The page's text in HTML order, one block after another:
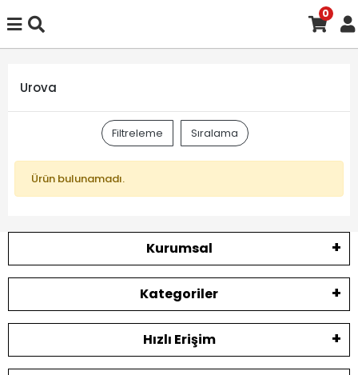
0
Urova
Filtreleme Sıralama
Ürün bulunamadı.
Kurumsal
Kategoriler
Hızlı Erişim